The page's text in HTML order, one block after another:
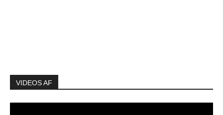
VIDEOS AF